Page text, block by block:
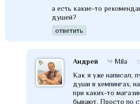
а есть какие-то
душей?
ответить
Андрей Mila
Как я уже написал,
души в кемпингах,
при каких-то
бывают. Просто по